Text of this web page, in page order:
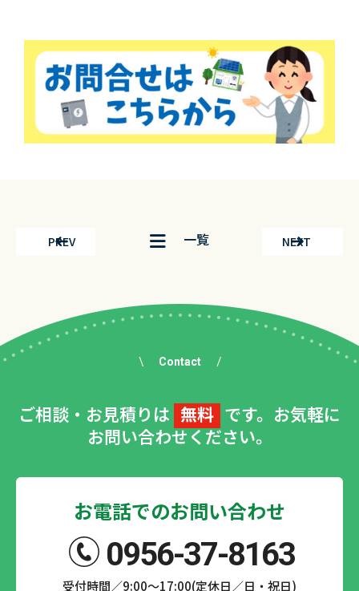
PREV 一覧 NEXT
Contact
ご相談・お見積りは 無料 です。お気軽に
お問い合わせください。
お電話でのお問い合わせ
0956-37-8163
受付時間／9:00～17:00(定休日／日・祝日)